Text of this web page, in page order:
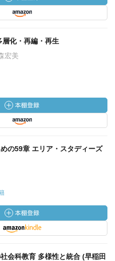
化・再編・再生
宏美
の59章 エリア・スタディーズ
会科教育 多様性と統合 (早稲田